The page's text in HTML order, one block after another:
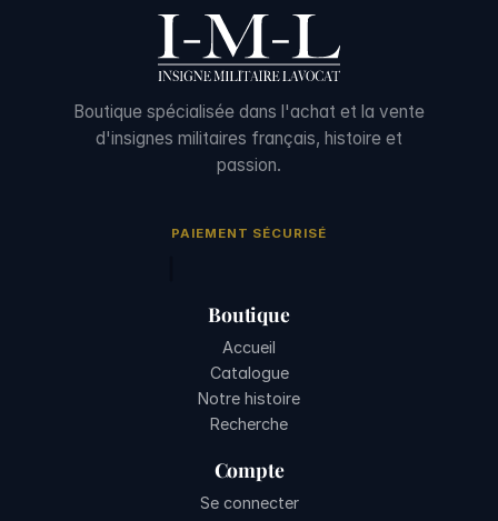
Boutique spécialisée dans l'achat et la vente
d'insignes militaires français, histoire et
passion.
PAIEMENT SÉCURISÉ
Boutique
Accueil
Catalogue
Notre histoire
Recherche
Compte
Se connecter